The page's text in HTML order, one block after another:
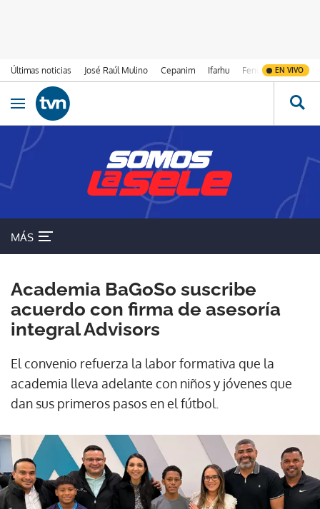
Últimas noticias José Raúl Mulino Cepanim Ifarhu Fenómeno de El
EN VIVO
Ir al contenido
Obrir navegació
MÁS
Academia BaGoSo suscribe
acuerdo con firma de asesoría
integral Advisors
El convenio refuerza la labor formativa que la
academia lleva adelante con niños y jóvenes que
dan sus primeros pasos en el fútbol.